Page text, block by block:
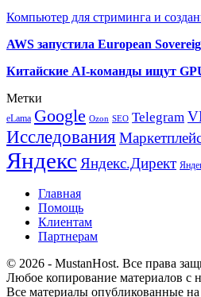
Компьютер для стриминга и
AWS запустила European
Китайские AI-команды ищут
Метки
eLama Google Ozon SEO Telegram
Исследования
Яндекс Яндекс.Директ
Главная
Помощь
Клиентам
Партнерам
© 2026 - MustanHost. Все права
Любое копирование материалов с
Все материалы опубликованные на